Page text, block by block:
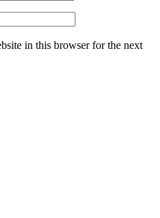
in this browser for the next